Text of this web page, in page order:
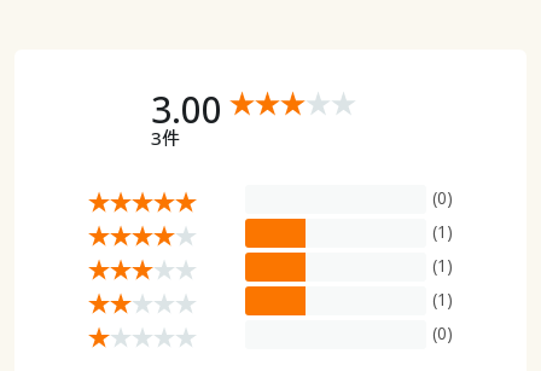
3.00
3件
(0)
(1)
(1)
(1)
(0)